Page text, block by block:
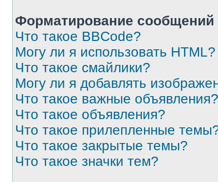
Форматирование
Что такое BBCode?
Могу ли я использовать HTML?
Что такое смайлики?
Могу ли я добавлять
Что такое важные объявления?
Что такое объявления?
Что такое прилепленные
Что такое закрытые темы?
Что такое значки тем?